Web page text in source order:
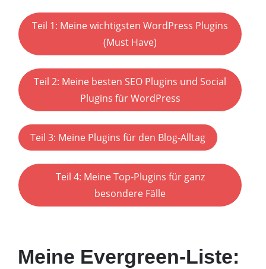
Teil 1: Meine wichtigsten WordPress Plugins
(Must Have)
Teil 2: Meine besten SEO Plugins und Social
Plugins für WordPress
Teil 3: Meine Plugins für den Blog-Alltag
Teil 4: Meine Top-Plugins für ganz
besondere Fälle
Meine Evergreen-Liste: